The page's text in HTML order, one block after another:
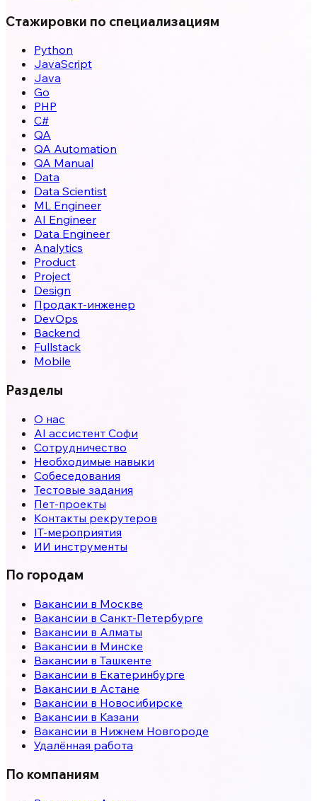
Стажировки по специализациям
Python
JavaScript
Java
Go
PHP
C#
QA
QA Automation
QA Manual
Data
Data Scientist
ML Engineer
AI Engineer
Data Engineer
Analytics
Product
Project
Design
Продакт-инженер
DevOps
Backend
Fullstack
Mobile
Разделы
О нас
AI ассистент Софи
Сотрудничество
Необходимые навыки
Собеседования
Тестовые задания
Пет-проекты
Контакты рекрутеров
IT-мероприятия
ИИ инструменты
По городам
Вакансии в Москве
Вакансии в Санкт-Петербурге
Вакансии в Алматы
Вакансии в Минске
Вакансии в Ташкенте
Вакансии в Екатеринбурге
Вакансии в Астане
Вакансии в Новосибирске
Вакансии в Казани
Вакансии в Нижнем Новгороде
Удалённая работа
По компаниям